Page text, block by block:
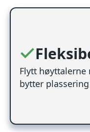
Flytt
bytter